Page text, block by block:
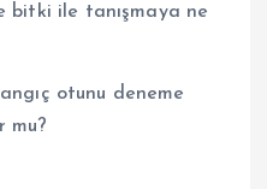
bitki ile tanışmaya ne
otunu deneme
mu?